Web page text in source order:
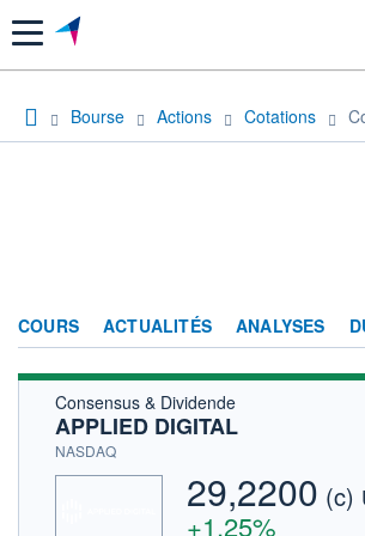
Menu
Bourse Actions Cotations
COURS ACTUALITÉS ANALYSES
PRODUITS
Consensus & Dividende
APPLIED DIGITAL
NASDAQ
29,2200 (c)
+1,25%